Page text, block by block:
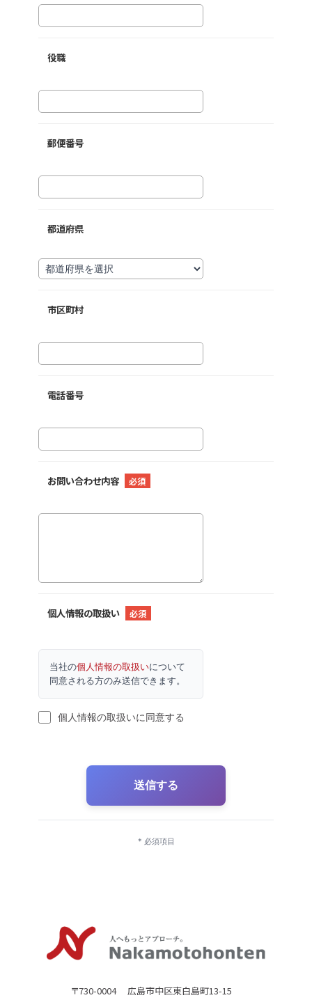
役職
郵便番号
都道府県
市区町村
電話番号
お問い合わせ内容 必須
個人情報の取扱い 必須
当社の個人情報の取扱いについて
同意される方のみ送信できます。
個人情報の取扱いに同意する
送信する
* 必須項目
〒730-0004 広島市中区東白島町13-15